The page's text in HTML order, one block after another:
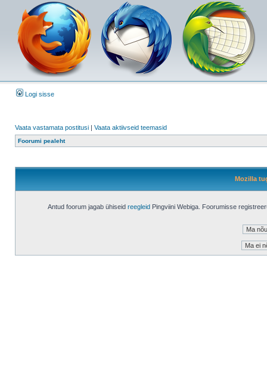
Logi sisse
Vaata vastamata postitusi | Vaata aktiivseid teemasid
Foorumi pealeht
Mozilla
Antud foorum jagab ühiseid reegleid Pingviini Webiga. Foorumisse